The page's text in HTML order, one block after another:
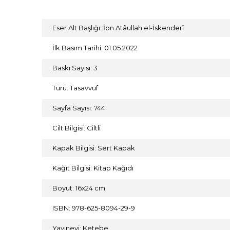
Eser Alt Başlığı: İbn Atâullah el-İskenderî
İlk Basım Tarihi: 01.05.2022
Baskı Sayısı: 3
Türü: Tasavvuf
Sayfa Sayısı: 744
Cilt Bilgisi: Ciltli
Kapak Bilgisi: Sert Kapak
Kağıt Bilgisi: Kitap Kağıdı
Boyut: 16x24 cm
ISBN: 978-625-8094-29-9
Yayınevi: Ketebe